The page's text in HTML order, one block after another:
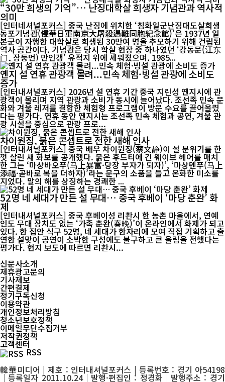
“30만 희생의 기억”… 난징대학살 희생자 기념관과 역사적
의미
[인터네셔널포커스] 중국 난징에 위치한 ‘침화일군난징대도살희생
동포기념관(侵華日軍南京大屠殺遇難同胞紀念館)’은 1937년 일
본군이 자행한 대학살로 희생된 30만여 명을 추모하기 위해 건립된
역사 공간이다. 기념관은 당시 학살 현장 중 하나였던 ‘강동문(江东
门, 장둥먼) 만인갱’ 유적지 위에 세워졌으며, 1985...
옌지 설 연휴 관광객 몰려...민속 체험·빙설 관광에 소비도
증가
[인터내셔널포커스] 2026년 설 연휴 기간 중국 지린성 옌지시에 관
광객이 몰리며 지역 관광과 소비가 동시에 늘어났다. 조선족 민속 문
화와 겨울 레저를 결합한 체험형 프로그램이 방문 수요를 끌어올렸
다는 평가다. 연휴 동안 옌지시는 조선족 민속 체험과 공연, 겨울 관
광 시설을 중심으로 관광 프로...
차이원징, 붉은 콘셉트로 전한 새해 인사
[인터내셔널포커스] 중국 배우 차이원징(蔡文静)이 설 분위기를 한
껏 살린 새 화보를 공개했다. 붉은 후드티에 긴 웨이브 헤어를 매치
한 그는 ‘마상바오푸(马上暴富·당장 부자가 되자)’, ‘마상톈푸(马上
添福·곧바로 복을 더하자)’라는 문구의 소품을 들고 온화한 미소를
지었다. 말의 해를 상징하는 경쾌한 ...
52명 네 세대가 만든 설 무대… 중국 후베이 ‘마당 춘완’ 화
제
[인터내셔널포커스] 중국 후베이성 리촨시 한 농촌 마을에서, 연예
인도 무대 장치도 없는 ‘가족 춘완(春晚)’이 온라인에서 화제가 되고
있다. 한 집안 식구 52명, 네 세대가 한자리에 모여 직접 기획하고 출
연한 설맞이 공연이 소박한 구성에도 불구하고 큰 울림을 전했다는
평가다. 현지 보도에 따르면 리촨시...
신문사소개
제휴광고문의
기사제보
간편결제
정기구독신청
이용약관
개인정보처리방침
청소년보호정책
이메일무단수집거부
저작권정책
고객센터
RSS
韓華미디어 | 제호 : 인터내셔널포커스 | 등록번호 : 경기 아54198
│등록일자 2011.10.24│발행·편집인 : 정경화│발행주소 : 경기